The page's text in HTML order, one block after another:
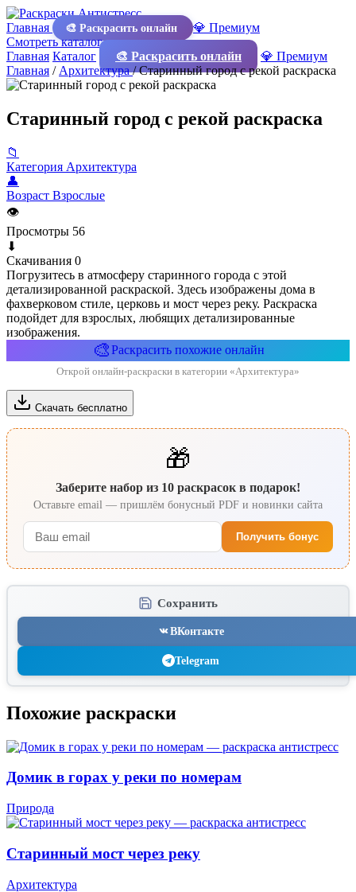
Главная 🎨 Раскрасить онлайн
💎 Премиум
Смотреть каталог
Главная Каталог 🎨 Раскрасить онлайн
💎 Премиум
Главная / Архитектура/Старинный город с рекой раскраска
Старинный город с рекой раскраска
📁
Категория Архитектура
👤
Возраст Взрослые
👁
Просмотры 56
⬇
Скачивания 0
Погрузитесь в атмосферу старинного города с этой
детализированной раскраской. Здесь изображены дома в
фахверковом стиле, церковь и мост через реку. Раскраска
подойдет для взрослых, любящих детализированные
изображения.
🎨Раскрасить похожие онлайн
Открой онлайн-раскраски в категории «Архитектура»
Скачать бесплатно
🎁
Заберите набор из 10 раскрасок в подарок!
Оставьте email — пришлём бонусный PDF и новинки сайта
Получить бонус
Сохранить
ВКонтакте
Telegram
Похожие раскраски
Домик в горах у реки по номерам
Природа
Старинный мост через реку
Архитектура